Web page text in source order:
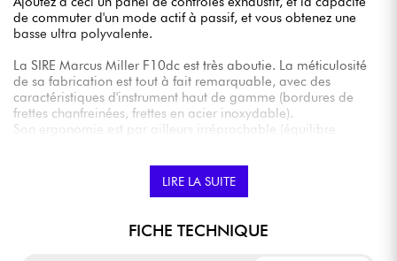
de commuter d'un mode actif à passif, et vous obtenez une
basse ultra polyvalente.
La SIRE Marcus Miller F10dc est très aboutie. La méticulosité
de sa fabrication est tout à fait remarquable, avec des
caractéristiques d'instrument haut de gamme (bordures de
frettes chanfreinées, frettes en acier inoxydable).
Son ergonomie est par ailleurs irréprochable (équilibre
LIRE LA SUITE
FICHE TECHNIQUE